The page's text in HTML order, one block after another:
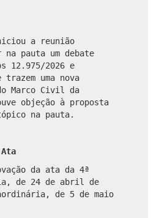
a reunião
pauta um debate
12.975/2026 e
uma nova
Marco Civil da
objeção à proposta
na pauta.
da ata da 4ª
de 24 de abril de
de 5 de maio